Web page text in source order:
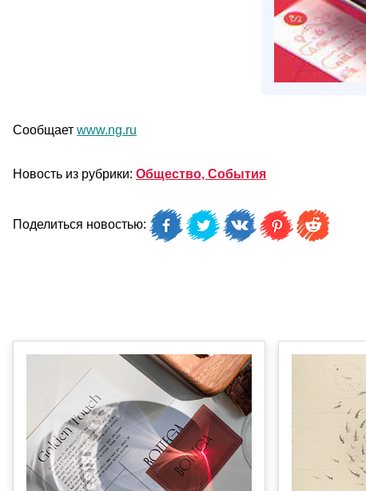
Сообщает www.ng.ru
Новость из рубрики: Общество, События
Поделиться новостью: